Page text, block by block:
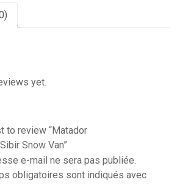
yet.
to review “Matador
Snow Van”
e-mail ne sera pas publiée.
obligatoires sont indiqués avec